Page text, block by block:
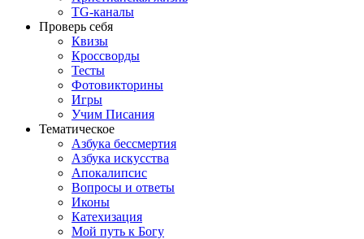
TG-каналы
Проверь себя
Квизы
Кроссворды
Тесты
Фотовикторины
Игры
Учим Писания
Тематическое
Азбука бессмертия
Азбука искусства
Апокалипсис
Вопросы и ответы
Иконы
Катехизация
Мой путь к Богу